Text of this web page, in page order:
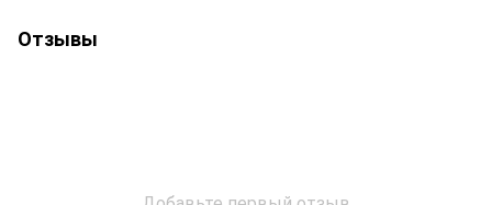
Отзывы